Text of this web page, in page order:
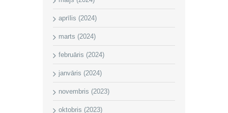
aprīlis (2024)
marts (2024)
februāris (2024)
janvāris (2024)
novembris (2023)
oktobris (2023)